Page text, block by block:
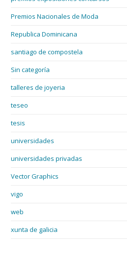
Premios Nacionales de Moda
Republica Dominicana
santiago de compostela
Sin categoría
talleres de joyeria
teseo
tesis
universidades
universidades privadas
Vector Graphics
vigo
web
xunta de galicia